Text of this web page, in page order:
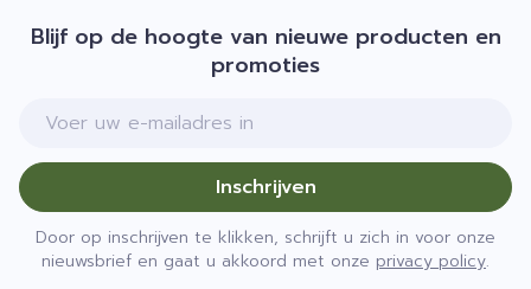
Blijf op de hoogte van nieuwe producten en
promoties
E-mail adres
Inschrijven
Door op inschrijven te klikken, schrijft u zich in voor onze
nieuwsbrief en gaat u akkoord met onze privacy policy.